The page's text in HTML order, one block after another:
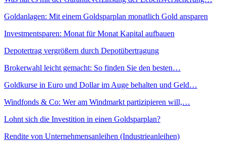
Goldanlagen: Mit einem Goldsparplan monatlich Gold ansparen
Investmentsparen: Monat für Monat Kapital aufbauen
Depotertrag vergrößern durch Depotübertragung
Brokerwahl leicht gemacht: So finden Sie den besten…
Goldkurse in Euro und Dollar im Auge behalten und Geld…
Windfonds & Co: Wer am Windmarkt partizipieren will,…
Lohnt sich die Investition in einen Goldsparplan?
Rendite von Unternehmensanleihen (Industrieanleihen)